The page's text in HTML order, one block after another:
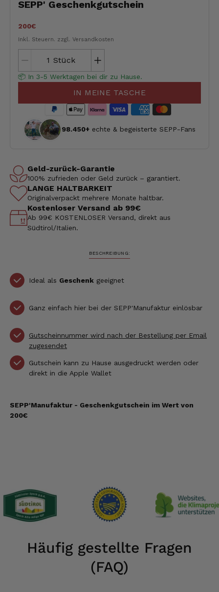
SEPP' Geschenkgutschein
200€
Inkl. Steuern. zzgl. Versandkosten
Stück
📦 In 3-5 Werktagen bei dir zu Hause.
IN MEINE TASCHE
98.450+ echte & begeisterte SEPP-Fans
Geld-zurück-Garantie
100% zufrieden oder Geld zurück – garantiert.
LANGE HALTBARKEIT
Originalverpackt mehrere Monate haltbar.
Kostenloser Versand ab 99€
Ab 99€ KOSTENLOSER Versand, direkt aus
Südtirol/Italien.
BESCHREIBUNG:
Ideal als Geschenk geeignet
Ganz einfach hier bei der SEPP'Manufaktur einlösbar
Gutscheinnummer wird nach der Bestellung per Email
zugesendet
Gutschein kann zu Hause ausgedruckt werden oder
direkt in die Apple Wallet
SEPP'Manufaktur - Geschenkgutschein im Wert von
200€
Häufig gestellte Fragen
(FAQ)